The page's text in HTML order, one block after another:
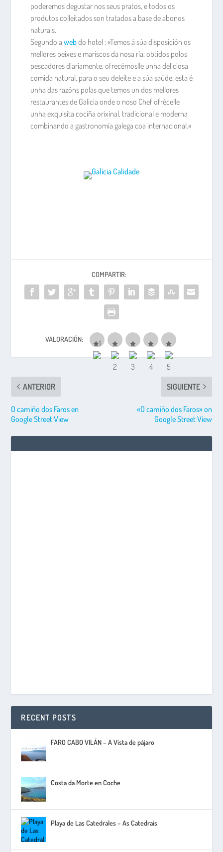
poderemos degustar nos seus pratos, e todos os
produtos colleitados son tratados a base de abonos
naturais.
Segundo a webdo hotel : «Temos á súa disposición os
mellores peixes e mariscos da nosa ría, obtidos polos
pescadores diariamente, ofrecémoslle unha deliciosa
comida natural, para o seu deleite e a súa saúde; esta é
unha das razóns polas que temos un dos mellores
restaurantes de Galicia onde o noso Chef ofrécelle
unha exquisita cociña orixinal, tradicional e moderna
combinando a gastronomía galega coa internacional.»
COMPARTIR:
VALORACIÓN:
ANTERIOR
O camiño dos Faros en
Google Street View
SIGUIENTE
«O camiño dos Faros» on
Google Street View
RECENT POSTS
FARO CABO VILÁN – A Vista de pájaro
Costa da Morte en Coche
Playa de Las Catedrales – As Catedrais